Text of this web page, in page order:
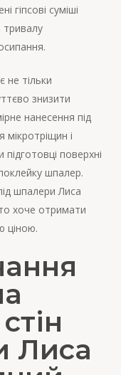
гіпсові суміші
тривалу
не тільки
знизити
нанесення під
і
поверхні
шпалер.
шпалери Лиса
хоче отримати
ціною.
Лиса